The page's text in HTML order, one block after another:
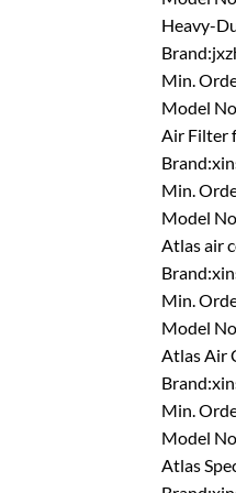
Heavy-
Min.
Model
Air Filter
Min.
Model
Atlas air
Min.
Model
Atlas Air
Min.
Model
Atlas